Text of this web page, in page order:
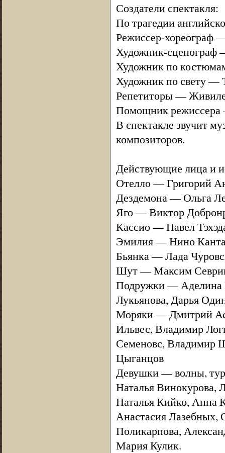
Создатели спектакля:
По трагедии
Режиссер-хореограф
Художник-
Художник по
Художник по свету —
Репетиторы —
Помощник
В спектакле звучит
композиторов.
Действующие лица и
Отелло — Григорий
Дездемона — Ольга
Яго — Виктор
Кассио — Павел
Эмилия — Нино
Бьянка — Лада
Шут — Максим
Подружки — Аделина
Лукьянова, Дарья
Моряки — Дмитрий
Ильвес, Владимир
Семеновс, Владимир
Цыганцов
Девушки — волны,
Наталья Винокурова,
Наталья Кийко, Анна
Анастасия Лазебных,
Поликарпова,
Мария Кулик.